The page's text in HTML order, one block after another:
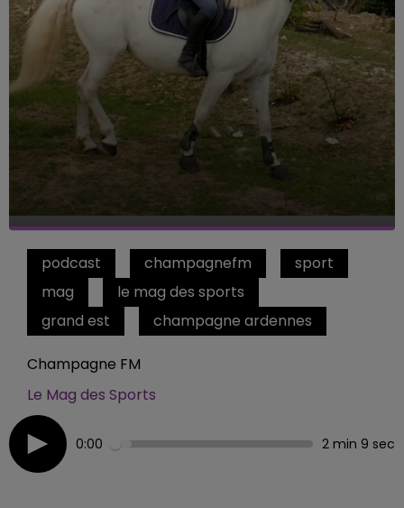
podcast champagnefm
sport
mag
le mag des sports
grand est
champagne ardennes
Champagne FM
Le Mag des Sports
0:00 2 min 9 sec